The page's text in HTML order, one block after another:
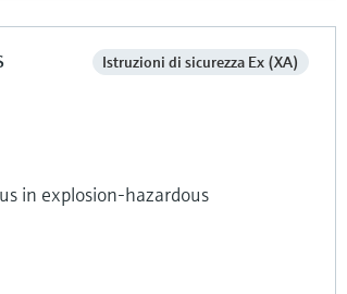
Istruzioni di sicurezza Ex (XA)
in explosion-hazardous